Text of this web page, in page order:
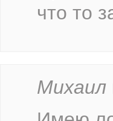
что то
Михаил